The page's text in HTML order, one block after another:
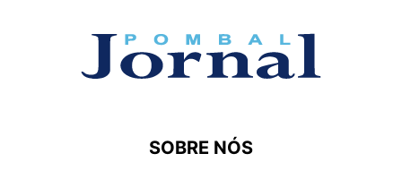
SOBRE NÓS